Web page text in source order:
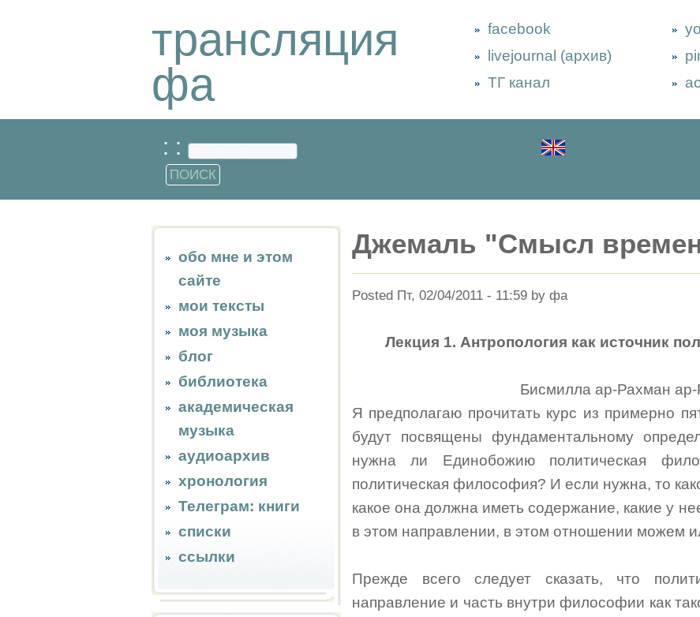
трансляция
фа
facebook
livejournal (архив)
ТГ канал
: :
обо мне и этом
сайте
мои тексты
моя музыка
блог
библиотека
академическая
музыка
аудиоархив
хронология
Телеграм: книги
списки
ссылки
Джемаль "Смысл
Posted Пт, 02/04/2011 - 11:59 by фа
Лекция 1. Антропология как источник
Бисмилла ар-Рахман
Я предполагаю прочитать курс из примерно
будут посвящены фундаментальному
нужна ли Единобожию политическая
политическая философия? И если нужна, то
какое она должна иметь содержание, какие у
в этом направлении, в этом отношении можем
Прежде всего следует сказать, что
направление и часть внутри философии как